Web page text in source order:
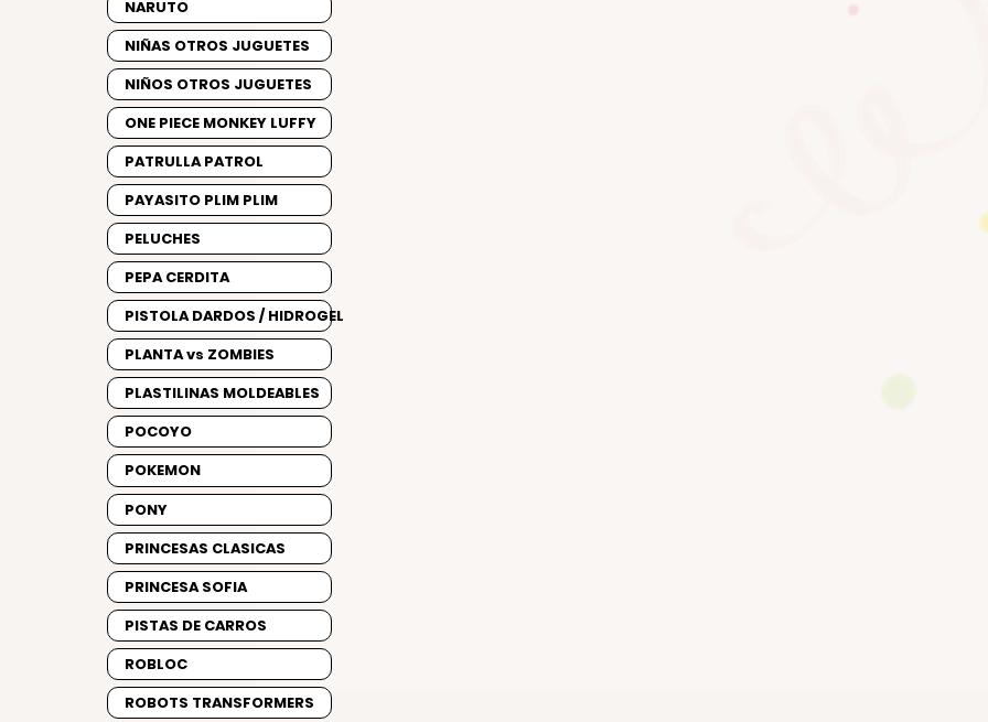
NARUTO
NIÑAS OTROS JUGUETES
NIÑOS OTROS JUGUETES
ONE PIECE MONKEY LUFFY
PATRULLA PATROL
PAYASITO PLIM PLIM
PELUCHES
PEPA CERDITA
PISTOLA DARDOS / HIDROGEL
PLANTA vs ZOMBIES
PLASTILINAS MOLDEABLES
POCOYO
POKEMON
PONY
PRINCESAS CLASICAS
PRINCESA SOFIA
PISTAS DE CARROS
ROBLOC
ROBOTS TRANSFORMERS